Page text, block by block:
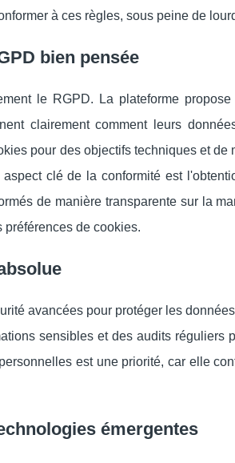
à ces règles, sous peine de
bien pensée
le RGPD. La plateforme
clairement comment leurs
pour des objectifs techniques et de
clé de la conformité est
de manière transparente sur la
préférences de cookies.
avancées pour protéger les
sensibles et des audits réguliers
est une priorité, car elle
émergentes